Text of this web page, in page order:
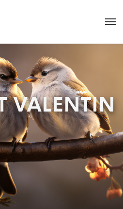
VALENTIN